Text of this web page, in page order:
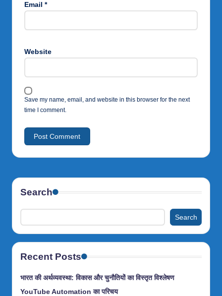
Email *
Website
Save my name, email, and website in this browser for the next
time I comment.
Search
Search
Recent Posts
भारत की अर्थव्यवस्था: विकास और चुनौतियों का विस्तृत विश्लेषण
YouTube Automation का परिचय